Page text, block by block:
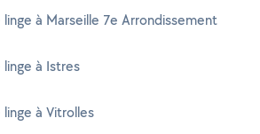
à Marseille 7e Arrondissement
à Istres
à Vitrolles